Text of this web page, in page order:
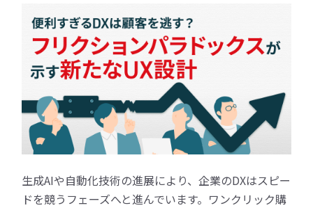
生成AIや自動化技術の進展により、企業のDXはスピー
ドを競うフェーズへと進んでいます。ワンクリック購